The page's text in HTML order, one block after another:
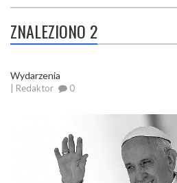
ZNALEZIONO 2
Wydarzenia
| Redaktor 0